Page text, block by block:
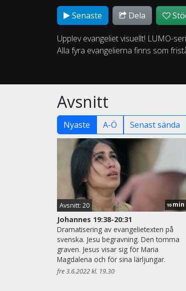
Senaste Dela
Upplev evangeliet visuellt! LUMO-
Alla fyra evangelierna finns som
Avsnitt
Nyaste A-Ö Senast sända
Avsnitt: 20 10 min
Johannes 19:38-20:31
Dramatisering av evangelietexten på
svenska. Jesu begravning. Den tomma
graven. Jesus visar sig för Maria
Magdalena och för sina lärljungar.
fre 3.6.2022 kl. 19.30